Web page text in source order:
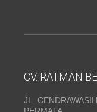
CV. RATMAN
JL.